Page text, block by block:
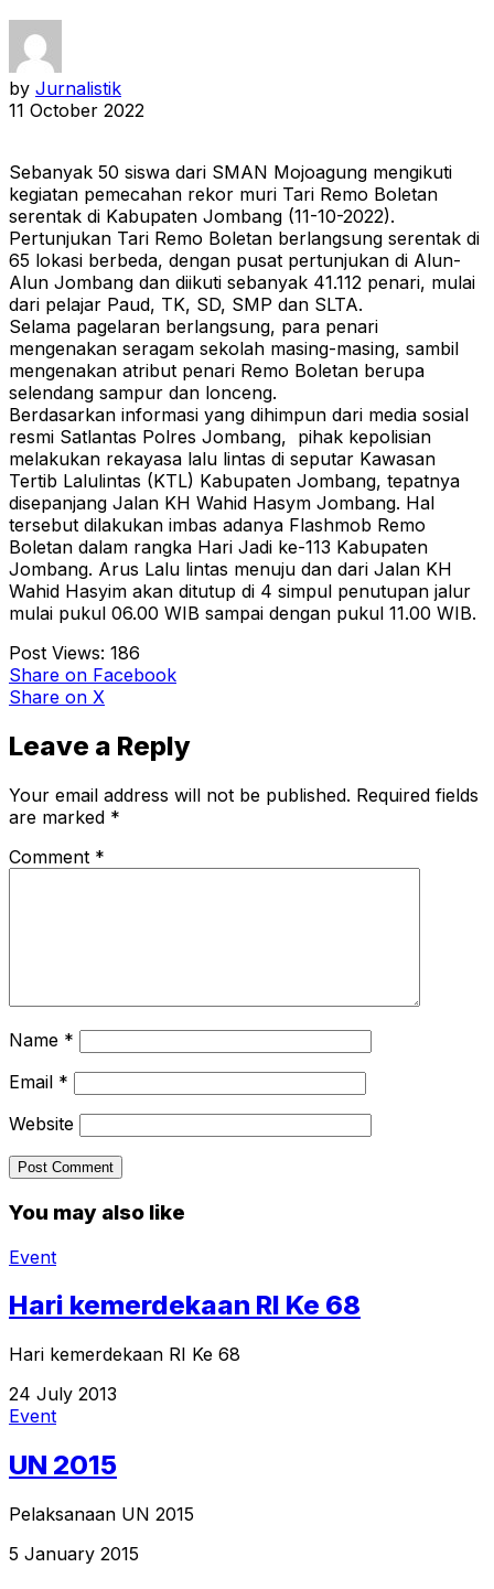
by Jurnalistik
11 October 2022
Sebanyak 50 siswa dari SMAN Mojoagung mengikuti
kegiatan pemecahan rekor muri Tari Remo Boletan
serentak di Kabupaten Jombang (11-10-2022).
Pertunjukan Tari Remo Boletan berlangsung serentak di
65 lokasi berbeda, dengan pusat pertunjukan di Alun-
Alun Jombang dan diikuti sebanyak 41.112 penari, mulai
dari pelajar Paud, TK, SD, SMP dan SLTA.
Selama pagelaran berlangsung, para penari
mengenakan seragam sekolah masing-masing, sambil
mengenakan atribut penari Remo Boletan berupa
selendang sampur dan lonceng.
Berdasarkan informasi yang dihimpun dari media sosial
resmi Satlantas Polres Jombang, pihak kepolisian
melakukan rekayasa lalu lintas di seputar Kawasan
Tertib Lalulintas (KTL) Kabupaten Jombang, tepatnya
disepanjang Jalan KH Wahid Hasym Jombang. Hal
tersebut dilakukan imbas adanya Flashmob Remo
Boletan dalam rangka Hari Jadi ke-113 Kabupaten
Jombang. Arus Lalu lintas menuju dan dari Jalan KH
Wahid Hasyim akan ditutup di 4 simpul penutupan jalur
mulai pukul 06.00 WIB sampai dengan pukul 11.00 WIB.
Post Views: 186
Share on Facebook
Share on X
Leave a Reply
Your email address will not be published. Required fields
are marked *
Comment *
Name *
Email *
Website
You may also like
Event
Hari kemerdekaan RI Ke 68
Hari kemerdekaan RI Ke 68
24 July 2013
Event
UN 2015
Pelaksanaan UN 2015
5 January 2015